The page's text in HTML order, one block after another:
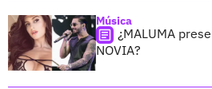
Música
¿MALUMA
NOVIA?